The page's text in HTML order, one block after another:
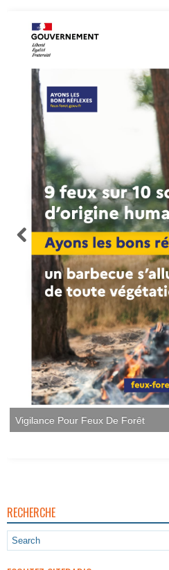
Vigilance Pour Feux De Forêt
RECHERCHE